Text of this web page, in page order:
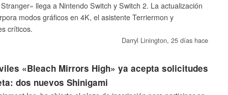
llega a Nintendo Switch y Switch 2. La actualización
modos gráficos en 4K, el asistente Terriermon y
críticos.
Darryl Linington, 25 días hace
«Bleach Mirrors High» ya acepta solicitudes
dos nuevos Shinigami